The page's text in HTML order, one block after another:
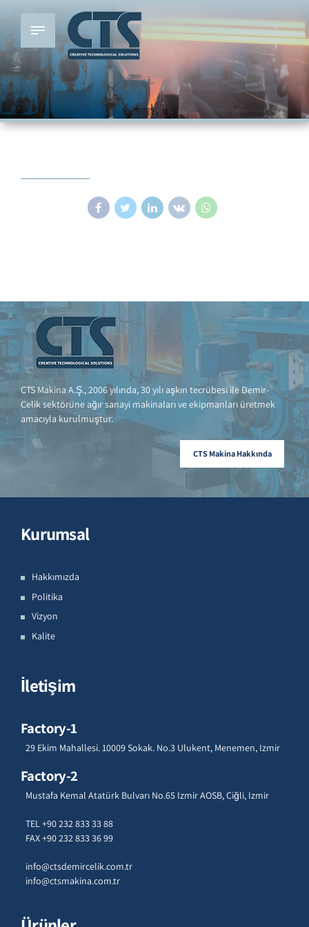
CTS Makina A.Ş., 2006 yılında, 30 yılı aşkın tecrübesi ile Demir-
Çelik sektörüne ağır sanayi makinaları ve ekipmanları üretmek
amacıyla kurulmuştur.
CTS Makina Hakkında
Kurumsal
Hakkımızda
Politika
Vizyon
Kalite
İletişim
Factory-1
29 Ekim Mahallesi. 10009 Sokak. No.3 Ulukent, Menemen, Izmir
Factory-2
Mustafa Kemal Atatürk Bulvarı No.65 Izmir AOSB, Çiğli, Izmir
TEL +90 232 833 33 88
FAX +90 232 833 36 99
info@ctsdemircelik.com.tr
info@ctsmakina.com.tr